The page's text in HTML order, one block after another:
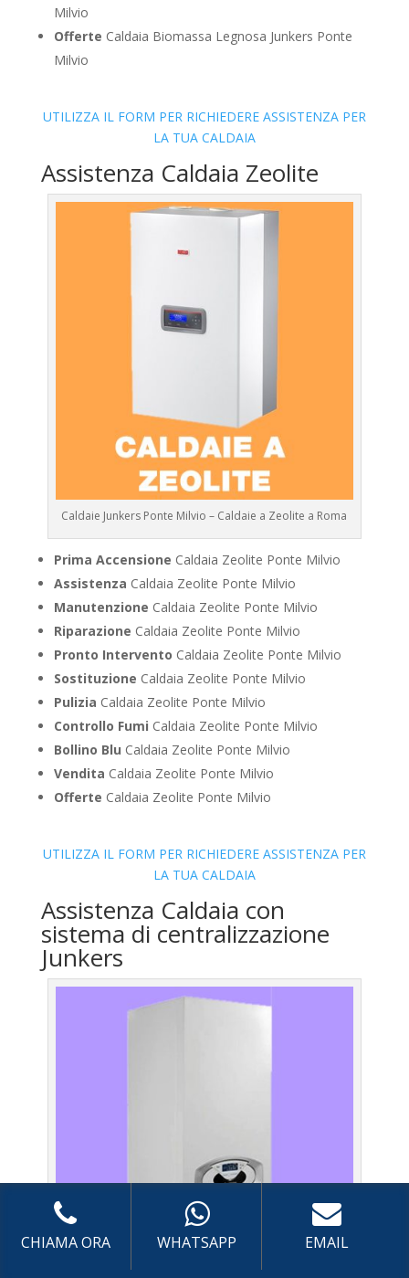
Milvio
Offerte Caldaia Biomassa Legnosa Junkers Ponte
Milvio
UTILIZZA IL FORM PER RICHIEDERE ASSISTENZA PER
LA TUA CALDAIA
Assistenza Caldaia Zeolite
Caldaie Junkers Ponte Milvio – Caldaie a Zeolite a Roma
Prima Accensione Caldaia Zeolite Ponte Milvio
Assistenza Caldaia Zeolite Ponte Milvio
Manutenzione Caldaia Zeolite Ponte Milvio
Riparazione Caldaia Zeolite Ponte Milvio
Pronto Intervento Caldaia Zeolite Ponte Milvio
Sostituzione Caldaia Zeolite Ponte Milvio
Pulizia Caldaia Zeolite Ponte Milvio
Controllo Fumi Caldaia Zeolite Ponte Milvio
Bollino Blu Caldaia Zeolite Ponte Milvio
Vendita Caldaia Zeolite Ponte Milvio
Offerte Caldaia Zeolite Ponte Milvio
UTILIZZA IL FORM PER RICHIEDERE ASSISTENZA PER
LA TUA CALDAIA
Assistenza Caldaia con
sistema di centralizzazione
Junkers
CHIAMA ORA WHATSAPP EMAIL